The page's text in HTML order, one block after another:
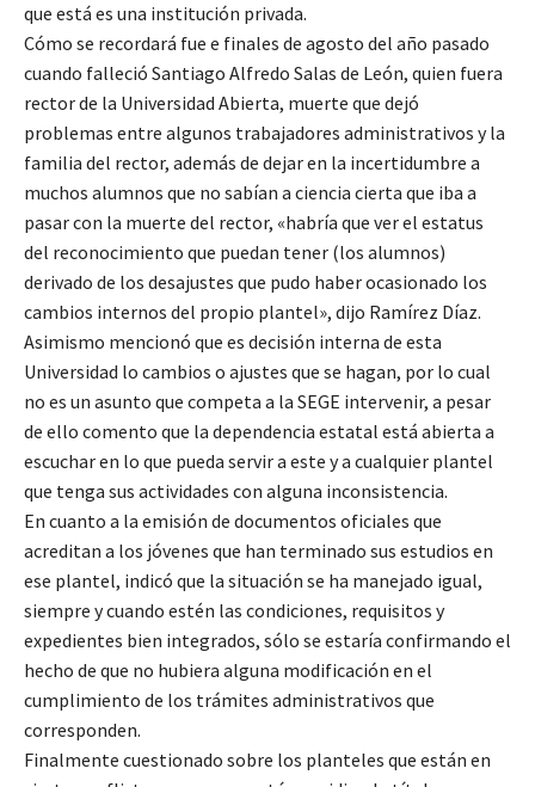
que está es una institución privada.
Cómo se recordará fue e finales de agosto del año pasado
cuando falleció Santiago Alfredo Salas de León, quien fuera
rector de la Universidad Abierta, muerte que dejó
problemas entre algunos trabajadores administrativos y la
familia del rector, además de dejar en la incertidumbre a
muchos alumnos que no sabían a ciencia cierta que iba a
pasar con la muerte del rector, «habría que ver el estatus
del reconocimiento que puedan tener (los alumnos)
derivado de los desajustes que pudo haber ocasionado los
cambios internos del propio plantel», dijo Ramírez Díaz.
Asimismo mencionó que es decisión interna de esta
Universidad lo cambios o ajustes que se hagan, por lo cual
no es un asunto que competa a la SEGE intervenir, a pesar
de ello comento que la dependencia estatal está abierta a
escuchar en lo que pueda servir a este y a cualquier plantel
que tenga sus actividades con alguna inconsistencia.
En cuanto a la emisión de documentos oficiales que
acreditan a los jóvenes que han terminado sus estudios en
ese plantel, indicó que la situación se ha manejado igual,
siempre y cuando estén las condiciones, requisitos y
expedientes bien integrados, sólo se estaría confirmando el
hecho de que no hubiera alguna modificación en el
cumplimiento de los trámites administrativos que
corresponden.
Finalmente cuestionado sobre los planteles que están en